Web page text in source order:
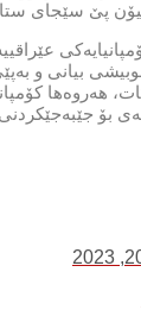
بیانی و
هەروەها
بۆ